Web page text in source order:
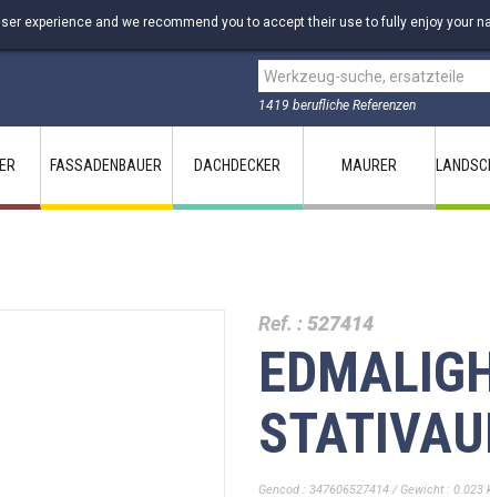
1419 berufliche Referenzen
experience and we recommend you to accept their use to fully enjoy your
FASSADENBAUER DACHDECKER MAURER
Ref. :527414
Gencod : 347606527414 / Gewicht : 0.023